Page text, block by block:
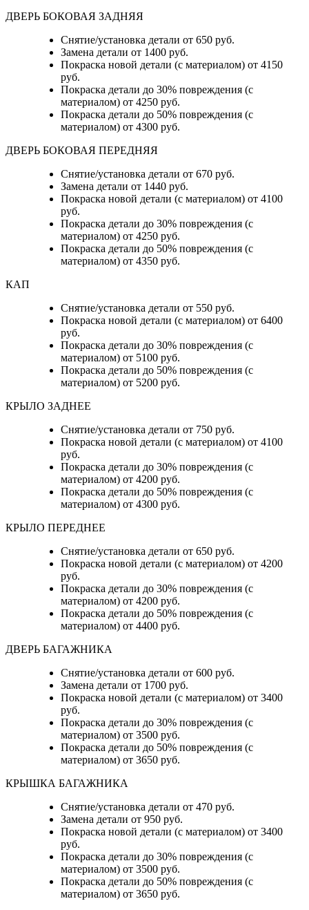
ДВЕРЬ БОКОВАЯ ЗАДНЯЯ
Снятие/установка детали от 650 руб.
Замена детали от 1400 руб.
Покраска новой детали (с материалом) от 4150
руб.
Покраска детали до 30% повреждения (с
материалом) от 4250 руб.
Покраска детали до 50% повреждения (с
материалом) от 4300 руб.
ДВЕРЬ БОКОВАЯ ПЕРЕДНЯЯ
Снятие/установка детали от 670 руб.
Замена детали от 1440 руб.
Покраска новой детали (с материалом) от 4100
руб.
Покраска детали до 30% повреждения (с
материалом) от 4250 руб.
Покраска детали до 50% повреждения (с
материалом) от 4350 руб.
КАП
Снятие/установка детали от 550 руб.
Покраска новой детали (с материалом) от 6400
руб.
Покраска детали до 30% повреждения (с
материалом) от 5100 руб.
Покраска детали до 50% повреждения (с
материалом) от 5200 руб.
КРЫЛО ЗАДНЕЕ
Снятие/установка детали от 750 руб.
Покраска новой детали (с материалом) от 4100
руб.
Покраска детали до 30% повреждения (с
материалом) от 4200 руб.
Покраска детали до 50% повреждения (с
материалом) от 4300 руб.
КРЫЛО ПЕРЕДНЕЕ
Снятие/установка детали от 650 руб.
Покраска новой детали (с материалом) от 4200
руб.
Покраска детали до 30% повреждения (с
материалом) от 4200 руб.
Покраска детали до 50% повреждения (с
материалом) от 4400 руб.
ДВЕРЬ БАГАЖНИКА
Снятие/установка детали от 600 руб.
Замена детали от 1700 руб.
Покраска новой детали (с материалом) от 3400
руб.
Покраска детали до 30% повреждения (с
материалом) от 3500 руб.
Покраска детали до 50% повреждения (с
материалом) от 3650 руб.
КРЫШКА БАГАЖНИКА
Снятие/установка детали от 470 руб.
Замена детали от 950 руб.
Покраска новой детали (с материалом) от 3400
руб.
Покраска детали до 30% повреждения (с
материалом) от 3500 руб.
Покраска детали до 50% повреждения (с
материалом) от 3650 руб.